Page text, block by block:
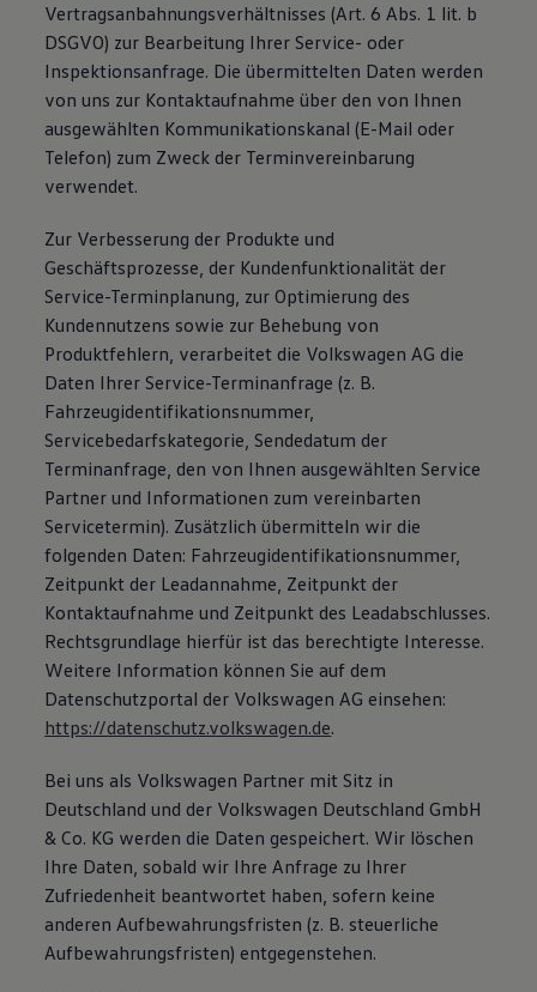
Vertragsanbahnungsverhältnisses (Art. 6 Abs. 1 lit. b
DSGVO) zur Bearbeitung Ihrer Service- oder
Inspektionsanfrage. Die übermittelten Daten werden
von uns zur Kontaktaufnahme über den von Ihnen
ausgewählten Kommunikationskanal (E-Mail oder
Telefon) zum Zweck der Terminvereinbarung
verwendet.
Zur Verbesserung der Produkte und
Geschäftsprozesse, der Kundenfunktionalität der
Service-Terminplanung, zur Optimierung des
Kundennutzens sowie zur Behebung von
Produktfehlern, verarbeitet die Volkswagen AG die
Daten Ihrer Service-Terminanfrage (z. B.
Fahrzeugidentifikationsnummer,
Servicebedarfskategorie, Sendedatum der
Terminanfrage, den von Ihnen ausgewählten Service
Partner und Informationen zum vereinbarten
Servicetermin). Zusätzlich übermitteln wir die
folgenden Daten: Fahrzeugidentifikationsnummer,
Zeitpunkt der Leadannahme, Zeitpunkt der
Kontaktaufnahme und Zeitpunkt des Leadabschlusses.
Rechtsgrundlage hierfür ist das berechtigte Interesse.
Weitere Information können Sie auf dem
Datenschutzportal der Volkswagen AG einsehen:
https://datenschutz.volkswagen.de.
Bei uns als Volkswagen Partner mit Sitz in
Deutschland und der Volkswagen Deutschland GmbH
& Co. KG werden die Daten gespeichert. Wir löschen
Ihre Daten, sobald wir Ihre Anfrage zu Ihrer
Zufriedenheit beantwortet haben, sofern keine
anderen Aufbewahrungsfristen (z. B. steuerliche
Aufbewahrungsfristen) entgegenstehen.